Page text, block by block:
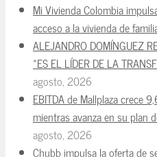
Mi Vivienda Colombia
acceso a la vivienda de
ALEJANDRO DOMÍNGUEZ
«ES EL LÍDER DE LA
agosto, 2026
EBITDA de Mallplaza crece
mientras avanza en su plan
agosto, 2026
Chubb impulsa la oferta de